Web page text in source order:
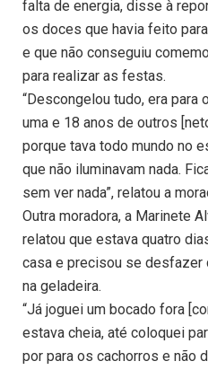
falta de energia, disse à
os doces que havia feito
e que não conseguiu
para realizar as festas.
“Descongelou tudo, era para
uma e 18 anos de outros
porque tava todo mundo no
que não iluminavam nada.
sem ver nada”, relatou a
Outra moradora, a Marinete
relatou que estava quatro
casa e precisou se desfazer
na geladeira.
“Já joguei um bocado fora
estava cheia, até coloquei
por para os cachorros e não